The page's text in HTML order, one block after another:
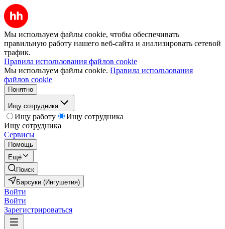
Мы используем файлы cookie, чтобы обеспечивать
правильную работу нашего веб-сайта и анализировать сетевой
трафик.
Правила использования файлов cookie
Мы используем файлы cookie. Правила использования
файлов cookie
Понятно
Ищу сотрудника
Ищу работу
Ищу сотрудника
Ищу сотрудника
Сервисы
Помощь
Ещё
Поиск
Барсуки (Ингушетия)
Войти
Войти
Зарегистрироваться